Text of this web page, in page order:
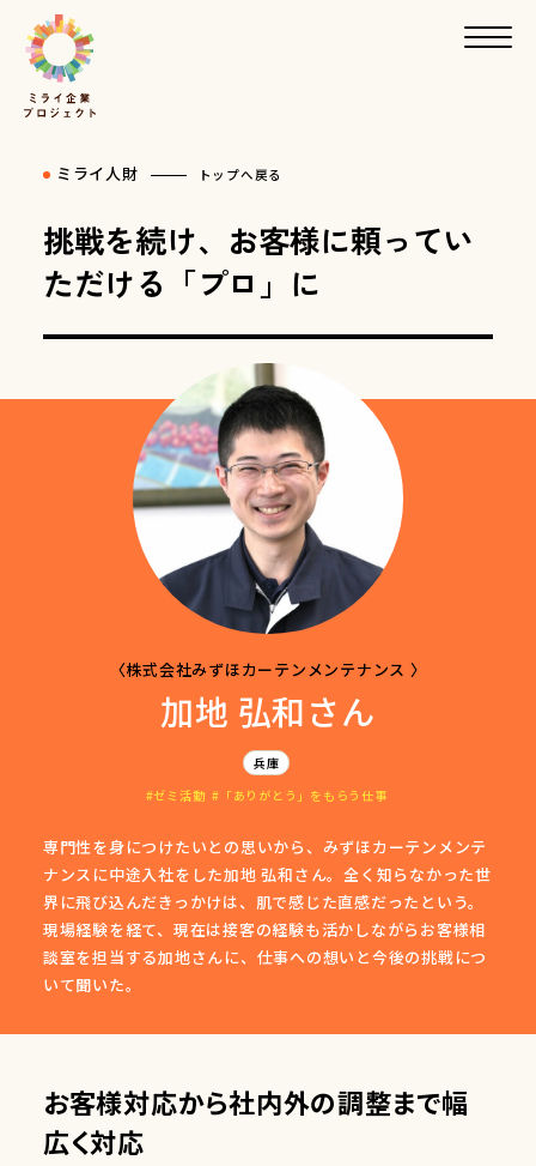
ミライ人財 トップへ戻る
挑戦を続け、お客様に頼ってい
ただける「プロ」に
〈株式会社みずほカーテンメンテナンス 〉
加地 弘和さん
兵庫
ゼミ活動
「ありがとう」をもらう仕事
専門性を身につけたいとの思いから、みずほカーテンメンテ
ナンスに中途入社をした加地 弘和さん。全く知らなかった世
界に飛び込んだきっかけは、肌で感じた直感だったという。
現場経験を経て、現在は接客の経験も活かしながらお客様相
談室を担当する加地さんに、仕事への想いと今後の挑戦につ
いて聞いた。
お客様対応から社内外の調整まで幅
広く対応